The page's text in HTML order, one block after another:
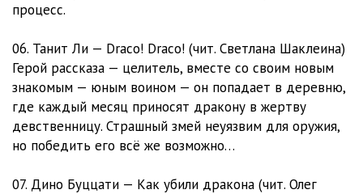
процесс.
06. Танит Ли — Draco! Draco! (чит. Светлана Шаклеина)
Герой рассказа — целитель, вместе со своим новым
знакомым — юным воином — он попадает в деревню,
где каждый месяц приносят дракону в жертву
девственницу. Страшный змей неуязвим для оружия,
но победить его всё же возможно…
07. Дино Буццати — Как убили дракона (чит. Олег